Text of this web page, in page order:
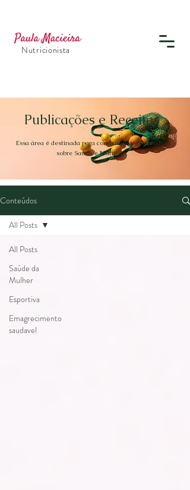
Nutricionista
Publicações e Receitas
Essa área é destinada para compartilhar conteúdos
sobre Saúde e Nutrição.
Conteúdos
All Posts
Saúde da
Mulher
Esportiva
Emagrecimento
saudavel
All Posts